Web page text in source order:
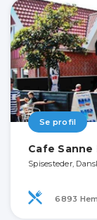
Se profil
Cafe Sanne
Spisesteder,
6893